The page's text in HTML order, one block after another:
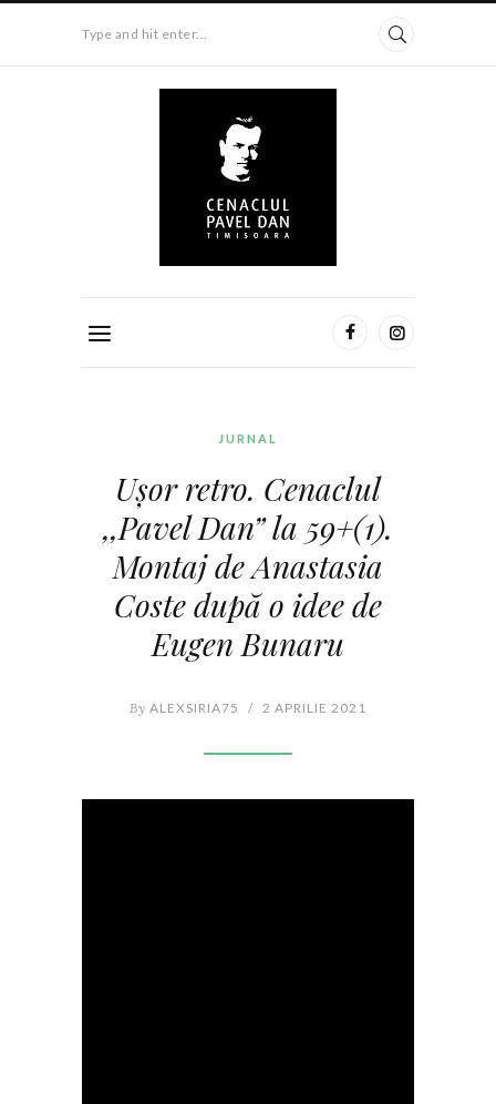
Type and hit enter...
JURNAL
Ușor retro. Cenaclul
,,Pavel Dan” la 59+(1).
Montaj de Anastasia
Coste după o idee de
Eugen Bunaru
By ALEXSIRIA75 / 2 APRILIE 2021